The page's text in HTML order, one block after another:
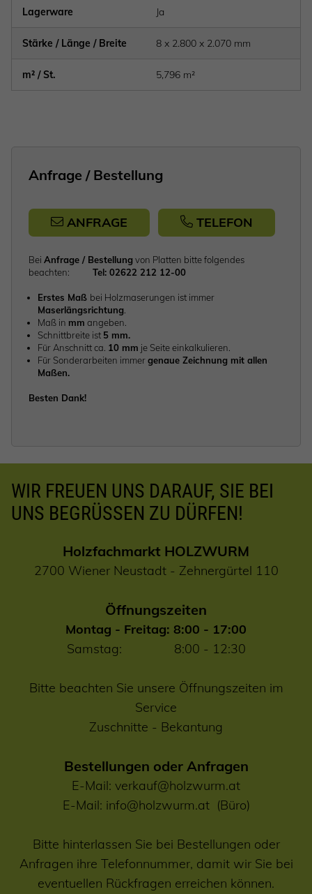
Lagerware Ja
Stärke / Länge / Breite 8 x 2.800 x 2.070 mm
m² / St. 5,796 m²
Anfrage / Bestellung
ANFRAGE TELEFON
Bei Anfrage / Bestellung von Platten bitte folgendes
beachten: Tel: 02622 212 12-00
Erstes Maß bei Holzmaserungen ist immer
Maserlängsrichtung.
Maß in mm angeben.
Schnittbreite ist 5 mm.
Für Anschnitt ca. 10 mm je Seite einkalkulieren.
Für Sonderarbeiten immergenaue Zeichnung mit allen
Maßen.
Besten Dank!
WIR FREUEN UNS DARAUF, SIE BEI
UNS BEGRÜSSEN ZU DÜRFEN!
Holzfachmarkt HOLZWURM
2700 Wiener Neustadt - Zehnergürtel 110
Öffnungszeiten
Montag - Freitag: 8:00 - 17:00
Samstag: 8:00 - 12:30
Bitte beachten Sie unsere Öffnungszeiten im
Service
Zuschnitte - Bekantung
Bestellungen oder Anfragen
E-Mail: verkauf@holzwurm.at
E-Mail: info@holzwurm.at(Büro)
Bitte hinterlassen Sie bei Bestellungen oder
Anfragen ihre Telefonnummer, damit wir Sie bei
eventuellen Rückfragen erreichen können.